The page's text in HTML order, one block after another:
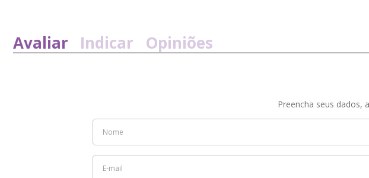
Avaliar Indicar Opiniões
Preencha seus dados,